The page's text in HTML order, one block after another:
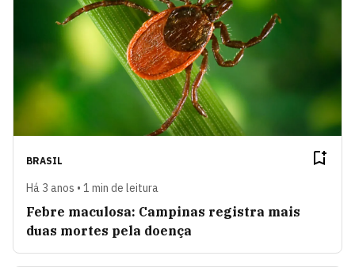
BRASIL
Há 3 anos • 1 min de leitura
Febre maculosa: Campinas registra mais
duas mortes pela doença